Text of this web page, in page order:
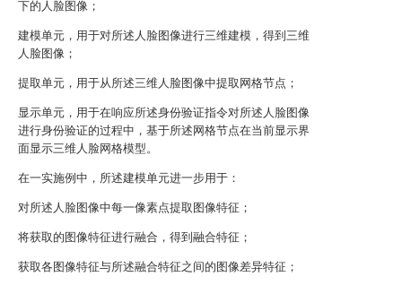
下的人脸图像；
建模单元，用于对所述人脸图像进行三维建模，得到三维
人脸图像；
提取单元，用于从所述三维人脸图像中提取网格节点；
显示单元，用于在响应所述身份验证指令对所述人脸图像
进行身份验证的过程中，基于所述网格节点在当前显示界
面显示三维人脸网格模型。
在一实施例中，所述建模单元进一步用于：
对所述人脸图像中每一像素点提取图像特征；
将获取的图像特征进行融合，得到融合特征；
获取各图像特征与所述融合特征之间的图像差异特征；